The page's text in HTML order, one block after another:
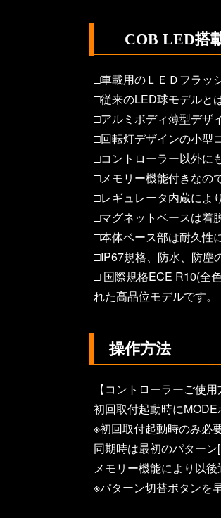
COB LED搭
□車載用のＬＥＤフラッ
□従来のLED球モデルと
□アルミボディ薄型デザ
□回転灯デザインの小型
□コントローラー以外に
□メモリー機能付きなの
□レギュレータ内蔵によ
□マグネットベースは着
□本体ベース部は耐久性
□IP67規格、防水、防塵
□ 国際規格ECE R10(全
れた高品位モデルです。
操作方法
【コントローラーご使用
初回取付起動時に
※初回取付起動時のみ必
同期時は最初のパター
メモリー機能により以
※パターン切替ボタンを